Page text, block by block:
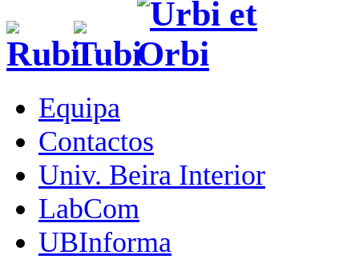
Equipa
Contactos
Univ. Beira Interior
LabCom
UBInforma